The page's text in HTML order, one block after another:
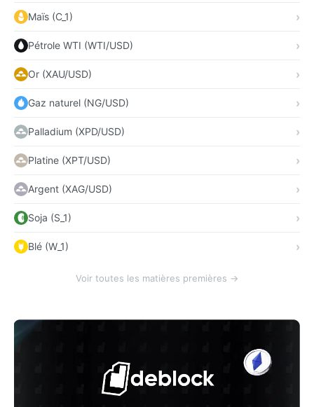
Maïs (C_1)
Pétrole WTI (WTI/USD)
Or (XAU/USD)
Gaz naturel (NG/USD)
Palladium (XPD/USD)
Platine (XPT/USD)
Argent (XAG/USD)
Soja (S_1)
Blé (W_1)
Voir toutes les matières premières →